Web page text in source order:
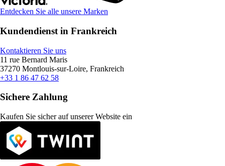
Entdecken Sie alle unsere Marken
Kundendienst in Frankreich
Kontaktieren Sie uns
11 rue Bernard Maris
37270 Montlouis-sur-Loire, Frankreich
+33 1 86 47 62 58
Sichere Zahlung
Kaufen Sie sicher auf unserer Website ein